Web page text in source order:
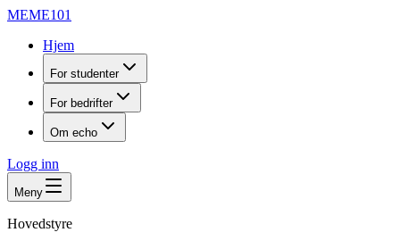
MEME101
Hjem
For studenter
For bedrifter
Om echo
Logg inn
Meny
Hovedstyre